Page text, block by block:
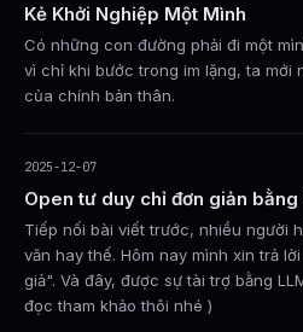
Kẻ Khởi Nghiệp Một Mình
Có những con đường phải đi một
vì chỉ khi bước trong im lặng, ta mới
của chính bản thân.
2025-12-07
Open tư duy chỉ đơn giản bằng
Tiếp nối bài viết trước, nhiều người
văn hay thế. Hôm nay mình xin trả
giả". Và đây, được sự tài trợ bằng
đọc tham khảo thôi nhé )